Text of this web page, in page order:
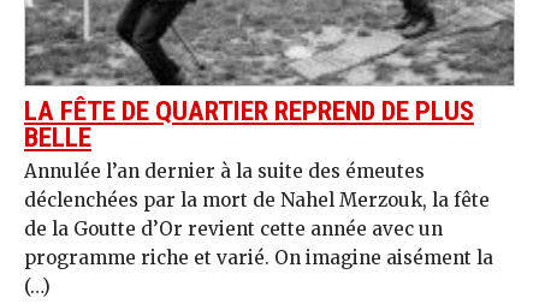
LA FÊTE DE QUARTIER REPREND DE PLUS
BELLE
Annulée l’an dernier à la suite des émeutes
déclenchées par la mort de Nahel Merzouk, la fête
de la Goutte d’Or revient cette année avec un
programme riche et varié. On imagine aisément la
(…)